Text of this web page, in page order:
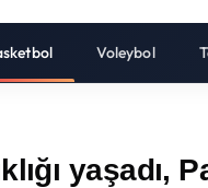
Voleybol
yaşadı,